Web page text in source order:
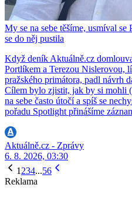
My se na sebe těšíme, usmíval
se do něj pustila
Když deník Aktuálně.cz
Portlíkem a Terezou Nislerovou,
pražského primátora, padl návrh
Cílem bylo zjistit, jak by si mohli
na sebe často útočí a spíš se
pořadu Spotlight přinášíme
Aktuálně.cz - Zprávy
6. 8. 2026, 03:30
1 234...56
Reklama